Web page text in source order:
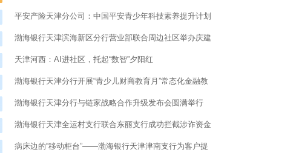
平安产险天津分公司：中国平安青少年科技素养提升计划
正式开启 带孩子们走进“国家队”机器人企业
渤海银行天津滨海新区分行营业部联合周边社区举办庆建
党105周年文艺汇演
天津河西：AI进社区，托起“数智”夕阳红
渤海银行天津分行开展“青少儿财商教育月”常态化金融教
育宣传活动
渤海银行天津分行与链家战略合作升级发布会圆满举行
渤海银行天津全运村支行联合东丽支行成功拦截涉诈资金
病床边的“移动柜台”——渤海银行天津津南支行为客户提